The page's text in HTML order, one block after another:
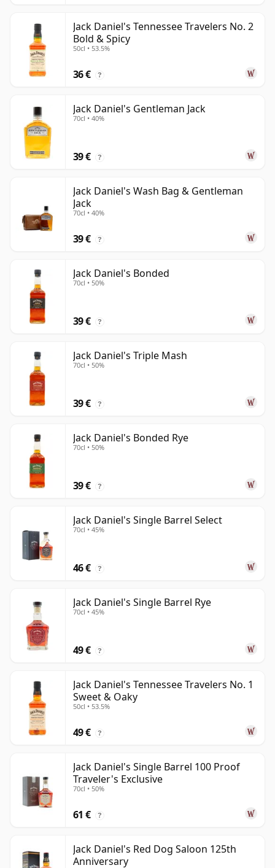
Jack Daniel's Tennessee Travelers No. 2
Bold & Spicy
50cl • 53.5%
36 € ?
Jack Daniel's Gentleman Jack
70cl • 40%
39 € ?
Jack Daniel's Wash Bag & Gentleman
Jack
70cl • 40%
39 € ?
Jack Daniel's Bonded
70cl • 50%
39 € ?
Jack Daniel's Triple Mash
70cl • 50%
39 € ?
Jack Daniel's Bonded Rye
70cl • 50%
39 € ?
Jack Daniel's Single Barrel Select
70cl • 45%
46 € ?
Jack Daniel's Single Barrel Rye
70cl • 45%
49 € ?
Jack Daniel's Tennessee Travelers No. 1
Sweet & Oaky
50cl • 53.5%
49 € ?
Jack Daniel's Single Barrel 100 Proof
Traveler's Exclusive
70cl • 50%
61 € ?
Jack Daniel's Red Dog Saloon 125th
Anniversary